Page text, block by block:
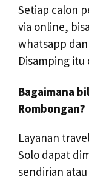
Setiap calon
via online,
whatsapp
Disamping
Bagaimana
Rombongan?
Layanan
Solo dapat
sendirian